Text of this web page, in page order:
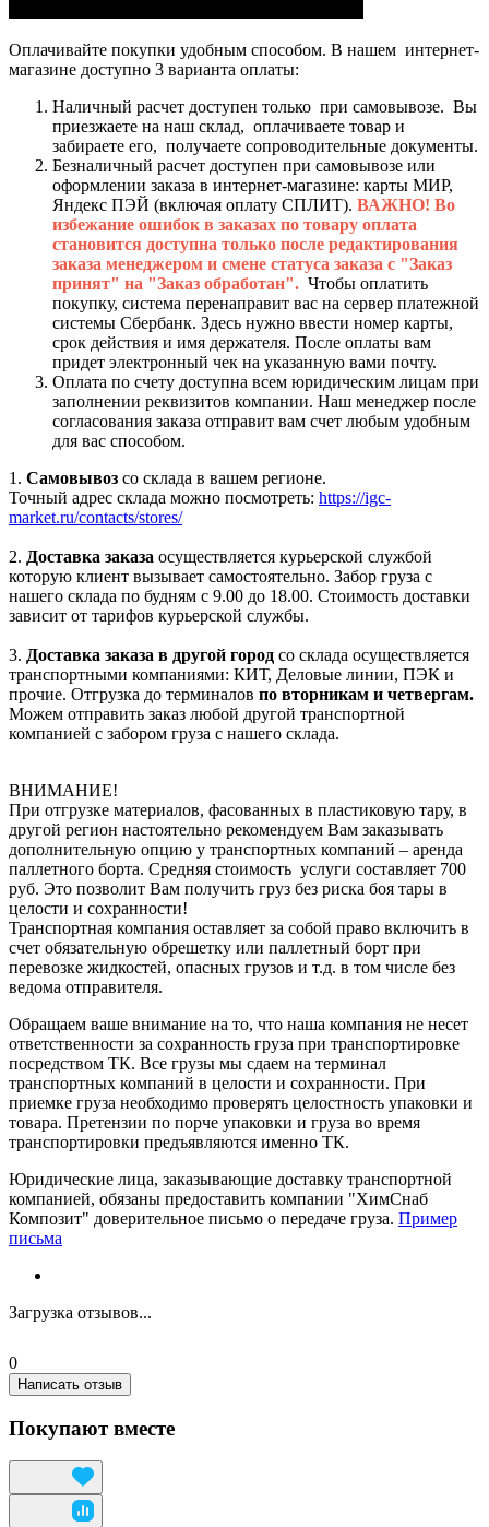
Оплачивайте покупки удобным способом. В нашем интернет-
магазине доступно 3 варианта оплаты:
Наличный расчет доступен только при самовывозе. Вы
приезжаете на наш склад, оплачиваете товар и
забираете его, получаете сопроводительные документы.
Безналичный расчет доступен при самовывозе или
оформлении заказа в интернет-магазине: карты МИР,
Яндекс ПЭЙ (включая оплату СПЛИТ). ВАЖНО! Во
избежание ошибок в заказах по товару оплата
становится доступна только после редактирования
заказа менеджером и смене статуса заказа с "Заказ
принят" на "Заказ обработан". Чтобы оплатить
покупку, система перенаправит вас на сервер платежной
системы Сбербанк. Здесь нужно ввести номер карты,
срок действия и имя держателя. После оплаты вам
придет электронный чек на указанную вами почту.
Оплата по счету доступна всем юридическим лицам при
заполнении реквизитов компании. Наш менеджер после
согласования заказа отправит вам счет любым удобным
для вас способом.
1. Самовывоз со склада в вашем регионе.
Точный адрес склада можно посмотреть: https://igc-
market.ru/contacts/stores/
2. Доставка заказа осуществляется курьерской службой
которую клиент вызывает самостоятельно. Забор груза с
нашего склада по будням с 9.00 до 18.00. Стоимость доставки
зависит от тарифов курьерской службы.
3. Доставка заказа в другой город со склада осуществляется
транспортными компаниями: КИТ, Деловые линии, ПЭК и
прочие. Отгрузка до терминалов по вторникам и четвергам.
Можем отправить заказ любой другой транспортной
компанией с забором груза с нашего склада.
ВНИМАНИЕ!
При отгрузке материалов, фасованных в пластиковую тару, в
другой регион настоятельно рекомендуем Вам заказывать
дополнительную опцию у транспортных компаний – аренда
паллетного борта. Средняя стоимость услуги составляет 700
руб. Это позволит Вам получить груз без риска боя тары в
целости и сохранности!
Транспортная компания оставляет за собой право включить в
счет обязательную обрешетку или паллетный борт при
перевозке жидкостей, опасных грузов и т.д. в том числе без
ведома отправителя.
Обращаем ваше внимание на то, что наша компания не несет
ответственности за сохранность груза при транспортировке
посредством ТК. Все грузы мы сдаем на терминал
транспортных компаний в целости и сохранности. При
приемке груза необходимо проверять целостность упаковки и
товара. Претензии по порче упаковки и груза во время
транспортировки предъявляются именно ТК.
Юридические лица, заказывающие доставку транспортной
компанией, обязаны предоставить компании "ХимСнаб
Композит" доверительное письмо о передаче груза. Пример
письма
Загрузка отзывов...
0
Написать отзыв
Покупают вместе